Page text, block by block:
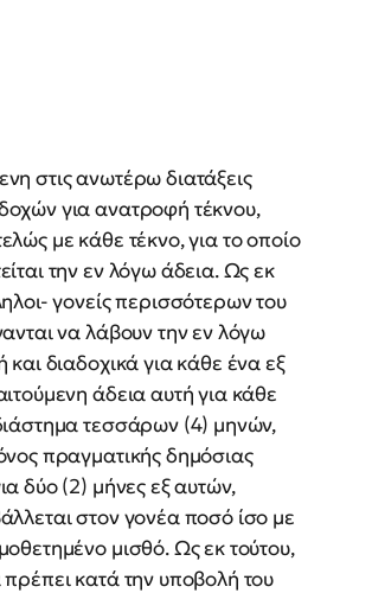
στις ανωτέρω διατάξεις
για ανατροφή τέκνου,
με κάθε τέκνο, για το οποίο
την εν λόγω άδεια. Ως εκ
γονείς περισσότερων του
να λάβουν την εν λόγω
και διαδοχικά για κάθε ένα εξ
άδεια αυτή για κάθε
τεσσάρων (4) μηνών,
πραγματικής δημόσιας
δύο (2) μήνες εξ αυτών,
στον γονέα ποσό ίσο με
μισθό. Ως εκ τούτου,
κατά την υποβολή του